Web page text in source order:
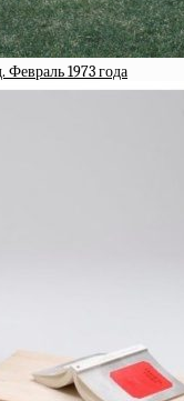
1973 года